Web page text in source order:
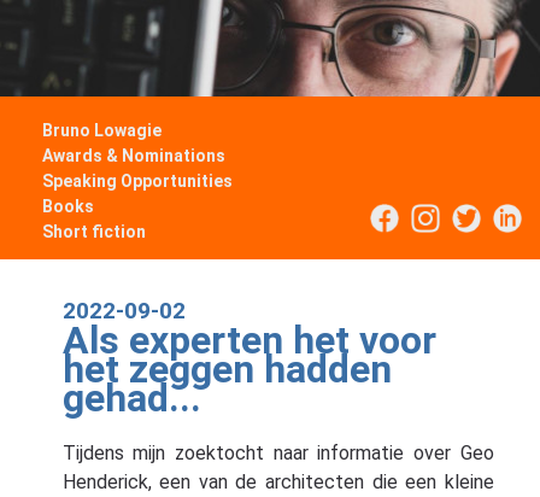
Bruno Lowagie
Awards & Nominations
Speaking Opportunities
Books
Short fiction
2022-09-02
Als experten het voor
het zeggen hadden
gehad...
Tijdens mijn zoektocht naar informatie over Geo
Henderick, een van de architecten die een kleine